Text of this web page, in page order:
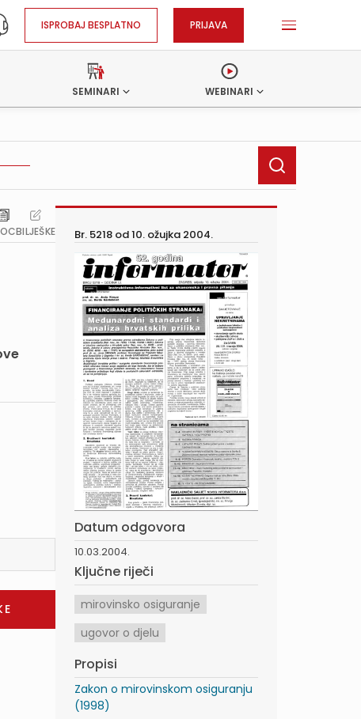
ISPROBAJ BESPLATNO PRIJAVA
SEMINARI WEBINARI
BILJEŠKE Br. 5218 od10. ožujka 2004.
Datum odgovora
10.03.2004.
Ključne riječi
mirovinsko osiguranje
ugovor o djelu
Propisi
Zakon o mirovinskom osiguranju
(1998)